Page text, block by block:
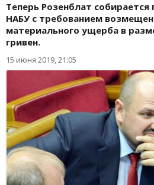
Теперь Розенблат
НАБУ с требованием
материального ущерба в
гривен.
15 июня 2019, 21:05